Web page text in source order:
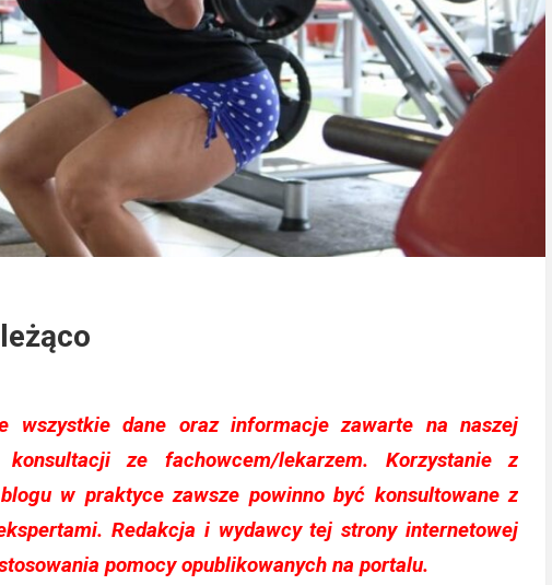
wszystkie dane oraz informacje zawarte na naszej
ze fachowcem/lekarzem. Korzystanie z
w praktyce zawsze powinno być konsultowane z
Redakcja i wydawcy tej strony internetowej
pomocy opublikowanych na portalu.